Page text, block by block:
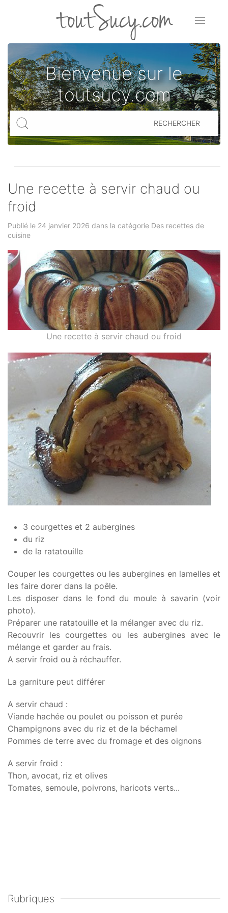
toutSucy.com
Bienvenue sur le
toutsucy.com
RECHERCHER
Une recette à servir chaud ou
froid
Publié le 24 janvier 2026 dans la catégorie Des recettes de
cuisine
Une recette à servir chaud ou froid
3 courgettes et 2 aubergines
du riz
de la ratatouille
Couper les courgettes ou les aubergines en lamelles et
les faire dorer dans la poêle.
Les disposer dans le fond du moule à savarin (voir
photo).
Préparer une ratatouille et la mélanger avec du riz.
Recouvrir les courgettes ou les aubergines avec le
mélange et garder au frais.
A servir froid ou à réchauffer.
La garniture peut différer
A servir chaud :
Viande hachée ou poulet ou poisson et purée
Champignons avec du riz et de la béchamel
Pommes de terre avec du fromage et des oignons
A servir froid :
Thon, avocat, riz et olives
Tomates, semoule, poivrons, haricots verts...
Rubriques